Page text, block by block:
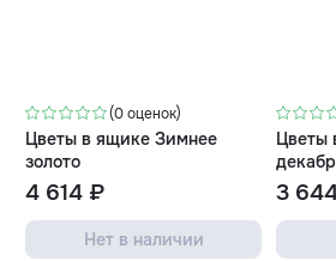
(0 оценок)
Цветы в ящике Зимнее
золото
4 614 ₽
Нет в наличии
Цветы
3